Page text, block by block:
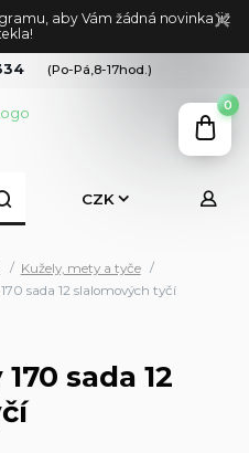
aby Vám žádná novinka již
CZK
(Po-Pá,8-17hod.)
0
Kužely, mety a tyče
sada 12 slalomových tyčí
sada 12